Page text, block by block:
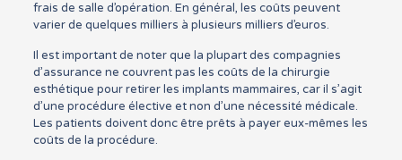
frais de salle d’opération. En général, les coûts peuvent
varier de quelques milliers à plusieurs milliers d’euros.
Il est important de noter que la plupart des compagnies
d’assurance ne couvrent pas les coûts de la chirurgie
esthétique pour retirer les implants mammaires, car il s’agit
d’une procédure élective et non d’une nécessité médicale.
Les patients doivent donc être prêts à payer eux-mêmes les
coûts de la procédure.